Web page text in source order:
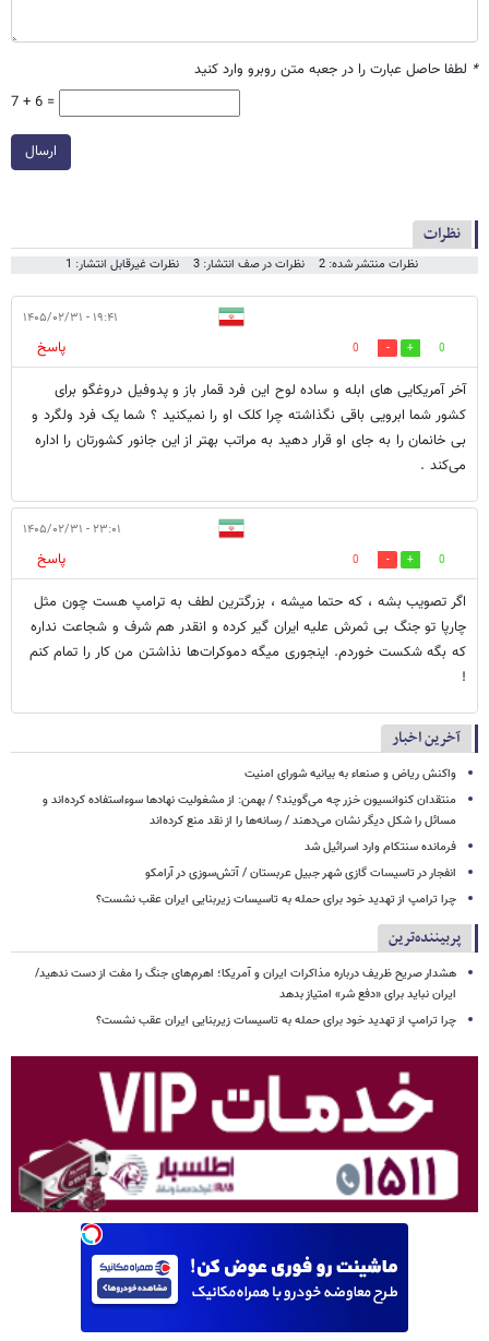
* لطفا حاصل عبارت را در جعبه متن روبرو وارد کنید
7 + 6 =
ارسال
نظرات
نظرات منتشر شده: 2 نظرات در صف انتشار: 3 نظرات غیرقابل انتشار: 1
۱۹:۴۱ - ۱۴۰۵/۰۲/۳۱
0
0
پاسخ
آخر آمریکایی های ابله و ساده لوح این فرد قمار باز و پدوفیل دروغگو برای
کشور شما ابرویی باقی نگذاشته چرا کلک او را نمیکنید ؟ شما یک فرد ولگرد و
بی خانمان را به جای او قرار دهید به مراتب بهتر از این جانور کشورتان را اداره
می‌کند .
۲۳:۰۱ - ۱۴۰۵/۰۲/۳۱
0
0
پاسخ
اگر تصویب بشه ، که حتما میشه ، بزرگترین لطف به ترامپ هست چون مثل
چارپا تو جنگ بی ثمرش علیه ایران گیر کرده و انقدر هم شرف و شجاعت نداره
که بگه شکست خوردم. اینجوری میگه دموکرات‌ها نذاشتن من کار را تمام کنم
!
آخرین اخبار
واکنش ریاض و صنعاء به بیانیه شورای امنیت
منتقدان کنوانسیون خزر چه می‌گویند؟ / بهمن: از مشغولیت نهادها سوءاستفاده کرده‌اند و
مسائل را شکل دیگر نشان می‌دهند / رسانه‌ها را از نقد منع کرده‌اند
فرمانده سنتکام وارد اسرائیل شد
انفجار در تاسیسات گازی شهر جبیل عربستان / آتش‌سوزی در آرامکو
چرا ترامپ از تهدید خود برای حمله به تاسیسات زیربنایی ایران عقب نشست؟
پربیننده‌ترین
هشدار صریح ظریف درباره مذاکرات ایران و آمریکا؛ اهرم‌های جنگ را مفت از دست ندهید/
ایران نباید برای «دفع شر» امتیاز بدهد
چرا ترامپ از تهدید خود برای حمله به تاسیسات زیربنایی ایران عقب نشست؟